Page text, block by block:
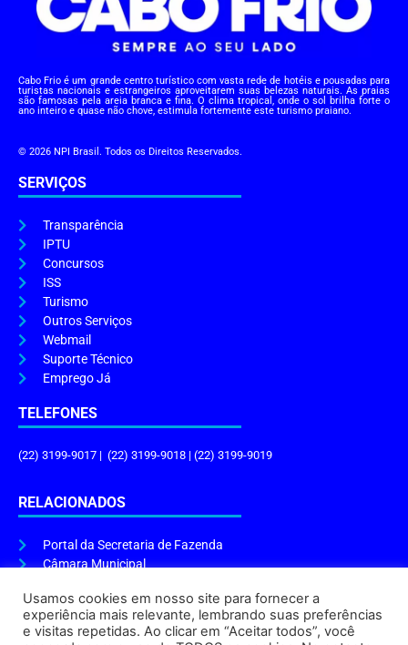
Cabo Frio é um grande centro turístico com vasta rede de hotéis e pousadas para
turistas nacionais e estrangeiros aproveitarem suas belezas naturais. As praias
são famosas pela areia branca e fina. O clima tropical, onde o sol brilha forte o
ano inteiro e quase não chove, estimula fortemente este turismo praiano.
© 2026 NPI Brasil. Todos os Direitos Reservados.
SERVIÇOS
Transparência
IPTU
Concursos
ISS
Turismo
Outros Serviços
Webmail
Suporte Técnico
Emprego Já
TELEFONES
(22) 3199-9017 | (22) 3199-9018 | (22) 3199-9019
RELACIONADOS
Portal da Secretaria de Fazenda
Câmara Municipal
ENDEREÇO E HORÁRIO
Usamos cookies em nosso site para fornecer a
experiência mais relevante, lembrando suas preferências
e visitas repetidas. Ao clicar em “Aceitar todos”, você